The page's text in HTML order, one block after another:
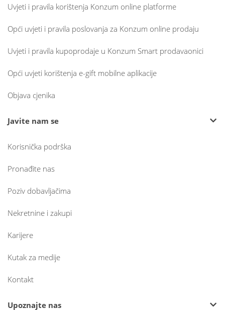
Uvjeti i pravila korištenja Konzum online platforme
Opći uvjeti i pravila poslovanja za Konzum online prodaju
Uvjeti i pravila kupoprodaje u Konzum Smart prodavaonici
Opći uvjeti korištenja e-gift mobilne aplikacije
Objava cjenika
Javite nam se
Korisnička podrška
Pronađite nas
Poziv dobavljačima
Nekretnine i zakupi
Karijere
Kutak za medije
Kontakt
Upoznajte nas